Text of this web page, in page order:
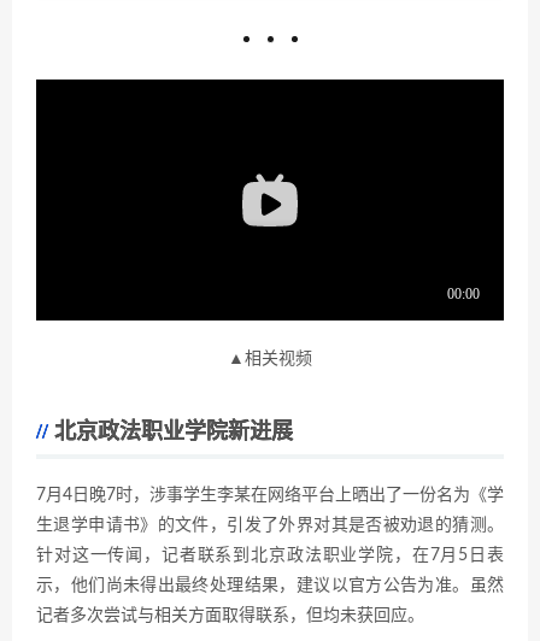
▲相关视频
北京政法职业学院新进展
7月4日晚7时，涉事学生李某在网络平台上晒出了一份名为《学
生退学申请书》的文件，引发了外界对其是否被劝退的猜测。
针对这一传闻，记者联系到北京政法职业学院，在7月5日表
示，他们尚未得出最终处理结果，建议以官方公告为准。虽然
记者多次尝试与相关方面取得联系，但均未获回应。